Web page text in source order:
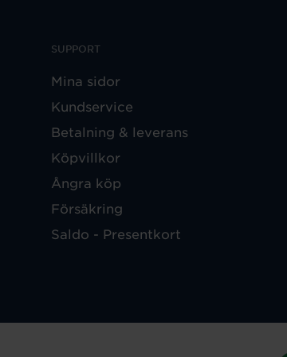
SUPPORT
Mina sidor
Kundservice
Betalning & leverans
Köpvillkor
Ångra köp
Försäkring
Saldo - Presentkort